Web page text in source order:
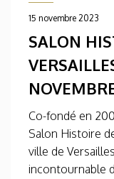
15 novembre 2023
SALON
Co-fondé en
Salon Histoire
ville de
incontournable